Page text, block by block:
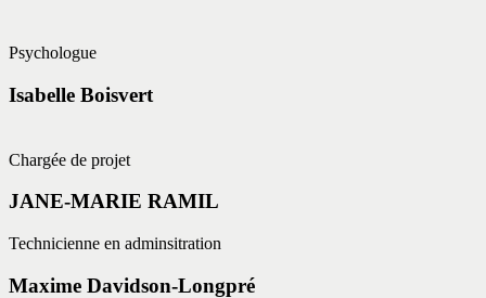
Psychologue
Isabelle Boisvert
Chargée de projet
JANE-MARIE RAMIL
Technicienne en adminsitration
Maxime Davidson-Longpré